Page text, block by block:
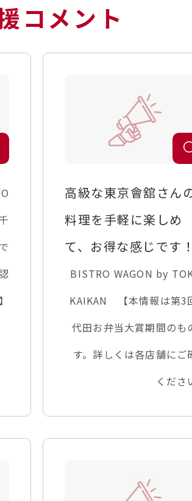
コメント
高級な東京會舘さん
料理を手軽に楽しめ
て、お得な感じです！
BISTRO WAGON by
KAIKAN 【本情報は第3
代田お弁当大賞期間のも
す。詳しくは各店舗にご
くださ